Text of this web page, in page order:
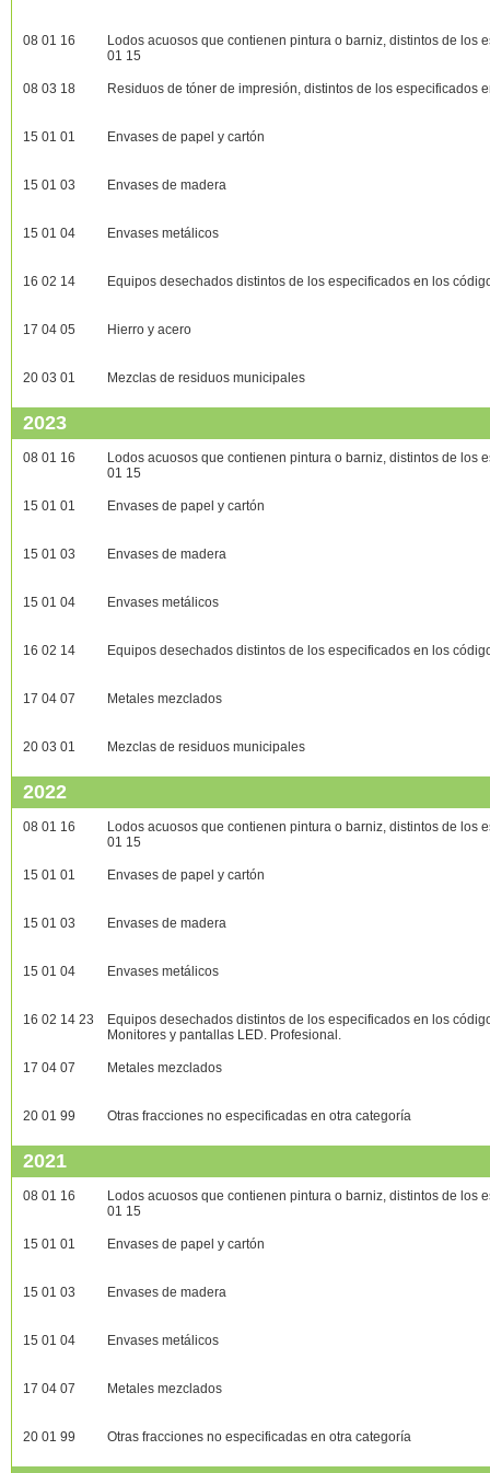
08 01 16
Lodos acuosos que contienen pintura o barniz, distintos de los
01 15
08 03 18 Residuos de tóner de impresión, distintos de los especificados
15 01 01 Envases de papel y cartón
15 01 03 Envases de madera
15 01 04 Envases metálicos
16 02 14 Equipos desechados distintos de los especificados en los
17 04 05 Hierro y acero
20 03 01 Mezclas de residuos municipales
2023
08 01 16
Lodos acuosos que contienen pintura o barniz, distintos de los
01 15
15 01 01 Envases de papel y cartón
15 01 03 Envases de madera
15 01 04 Envases metálicos
16 02 14 Equipos desechados distintos de los especificados en los
17 04 07 Metales mezclados
20 03 01 Mezclas de residuos municipales
2022
08 01 16
Lodos acuosos que contienen pintura o barniz, distintos de los
01 15
15 01 01 Envases de papel y cartón
15 01 03 Envases de madera
15 01 04 Envases metálicos
16 02 14 23
Equipos desechados distintos de los especificados en los
Monitores y pantallas LED. Profesional.
17 04 07 Metales mezclados
20 01 99 Otras fracciones no especificadas en otra categoría
2021
08 01 16
Lodos acuosos que contienen pintura o barniz, distintos de los
01 15
15 01 01 Envases de papel y cartón
15 01 03 Envases de madera
15 01 04 Envases metálicos
17 04 07 Metales mezclados
20 01 99 Otras fracciones no especificadas en otra categoría